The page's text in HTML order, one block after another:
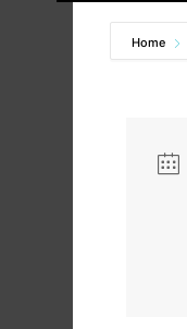
Home